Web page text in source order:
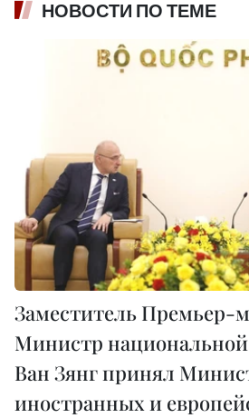
НОВОСТИ ПО ТЕМЕ
Заместитель Премьер-
Министр
Ван Зянг принял
иностранных и